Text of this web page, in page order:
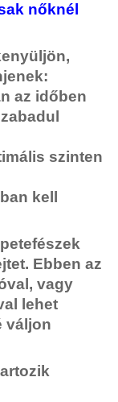
nőknél
az időben
szinten
kell
Ebben az
vagy
lehet
váljon